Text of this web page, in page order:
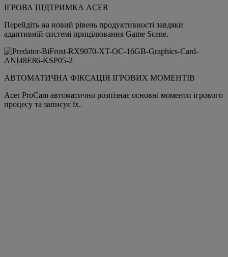
ІГРОВА ПІДТРИМКА ACER
Перейдіть на новий рівень продуктивності завдяки
адаптивній системі прицілювання Game Scene.
АВТОМАТИЧНА ФІКСАЦІЯ ІГРОВИХ МОМЕНТІВ
Acer ProCam автоматично розпізнає основні моменти ігрового
процесу та записує їх.